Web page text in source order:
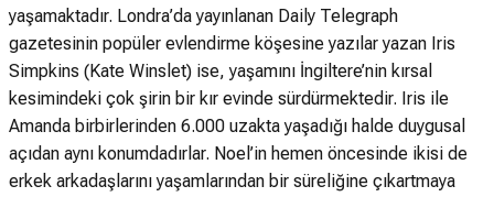
yaşamaktadır. Londra’da yayınlanan Daily Telegraph
gazetesinin popüler evlendirme köşesine yazılar yazan Iris
Simpkins (Kate Winslet) ise, yaşamını İngiltere’nin kırsal
kesimindeki çok şirin bir kır evinde sürdürmektedir. Iris ile
Amanda birbirlerinden 6.000 uzakta yaşadığı halde duygusal
açıdan aynı konumdadırlar. Noel’in hemen öncesinde ikisi de
erkek arkadaşlarını yaşamlarından bir süreliğine çıkartmaya